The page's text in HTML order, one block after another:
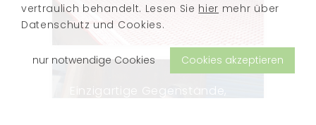
vertraulich behandelt. Lesen Sie hier mehr über
Datenschutz und Cookies.
Cookies akzeptieren
nur notwendige Cookies
Einzigartige Gegenstände,